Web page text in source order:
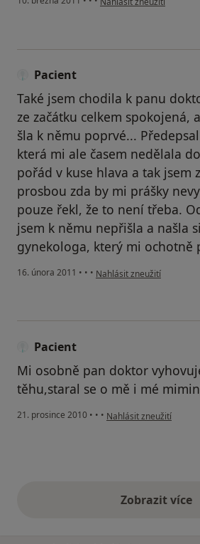
Pacient
Také jsem chodila k panu
ze začátku celkem spokojená,
šla k němu poprvé...
která mi ale časem nedělala
pořád v kuse hlava a tak jsem
prosbou zda by mi prášky
pouze řekl, že to není třeba.
jsem k němu nepřišla a našla
gynekologa, který mi ochotně
16. února 2011 • • • podle názoru uživatele
Nahlásit zneužití
Pacient
Mi osobně pan doktor
těhu,staral se o mě i mé
21. prosince 2010 • • • podle názoru uživatele
Nahlásit zneužití
Zobrazit více
výše